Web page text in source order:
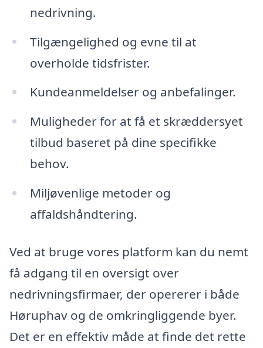
nedrivning.
Tilgængelighed og evne til at
overholde tidsfrister.
Kundeanmeldelser og anbefalinger.
Muligheder for at få et skræddersyet
tilbud baseret på dine specifikke
behov.
Miljøvenlige metoder og
affaldshåndtering.
Ved at bruge vores platform kan du nemt
få adgang til en oversigt over
nedrivningsfirmaer, der opererer i både
Høruphav og de omkringliggende byer.
Det er en effektiv måde at finde det rette